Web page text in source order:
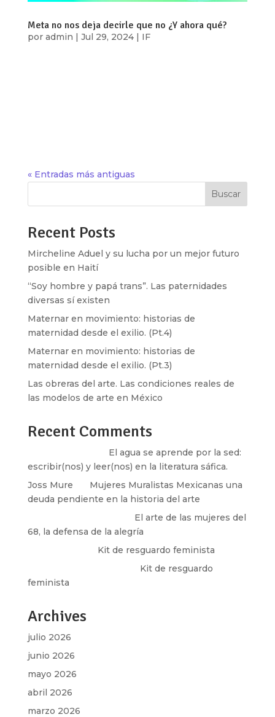
Meta no nos deja decirle que no ¿Y ahora qué?
por admin | Jul 29, 2024| IF
« Entradas más antiguas
Buscar
Recent Posts
Mircheline Aduel y su lucha por un mejor futuro
posible en Haití
“Soy hombre y papá trans”. Las paternidades
diversas sí existen
Maternar en movimiento: historias de
maternidad desde el exilio. (Pt.4)
Maternar en movimiento: historias de
maternidad desde el exilio. (Pt.3)
Las obreras del arte. Las condiciones reales de
las modelos de arte en México
Recent Comments
El agua se aprende por la sed:
escribir(nos) y leer(nos) en la literatura sáfica.
Joss Mure
Mujeres Muralistas Mexicanas una
deuda pendiente en la historia del arte
El arte de las mujeres del
68, la defensa de la alegría
Kit de resguardo feminista
Kit de resguardo
feminista
Archives
julio 2026
junio 2026
mayo 2026
abril 2026
marzo 2026